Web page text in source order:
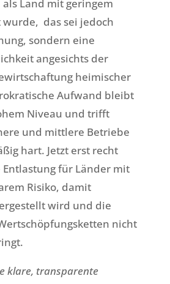
als Land mit geringem
wurde, das sei jedoch
sondern eine
angesichts der
heimischer
Aufwand bleibt
Niveau und trifft
und mittlere Betriebe
hart. Jetzt erst recht
für Länder mit
Risiko, damit
wird und die
nicht
klare, transparente